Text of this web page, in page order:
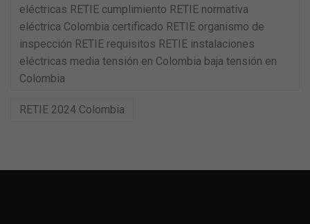
eléctricas RETIE cumplimiento RETIE normativa
eléctrica Colombia certificado RETIE organismo de
inspección RETIE requisitos RETIE instalaciones
eléctricas media tensión en Colombia baja tensión en
Colombia
RETIE 2024 Colombia